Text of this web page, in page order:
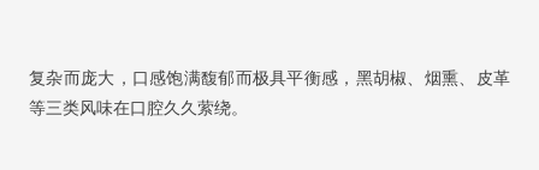
复杂而庞大，口感饱满馥郁而极具平衡感，黑胡椒、烟熏、皮革
等三类风味在口腔久久萦绕。